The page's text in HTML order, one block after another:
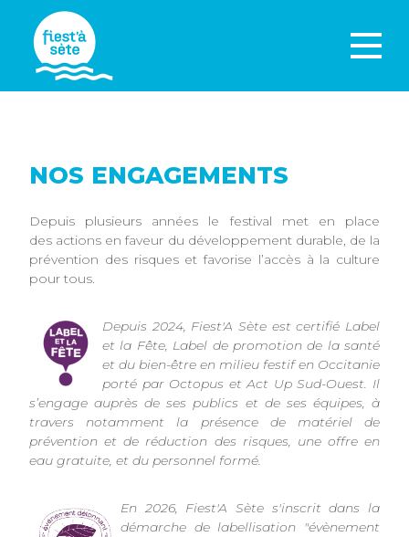
NOS ENGAGEMENTS
Depuis plusieurs années le festival met en place
des actions en faveur du développement durable, de la
prévention des risques et favorise l’accès à la culture
pour tous.
Depuis 2024, Fiest'A Sète est certifié Label
et la Fête, Label de promotion de la santé
et du bien-être en milieu festif en Occitanie
porté par Octopus et Act Up Sud-Ouest. Il
s’engage auprès de ses publics et de ses équipes, à
travers notamment la présence de matériel de
prévention et de réduction des risques, une offre en
eau gratuite, et du personnel formé.
En 2026, Fiest'A Sète s'inscrit dans la
démarche de labellisation "évènement